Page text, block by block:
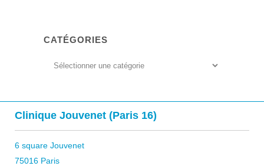
CATÉGORIES
Catégories
Clinique Jouvenet (Paris 16)
6 square Jouvenet
75016 Paris